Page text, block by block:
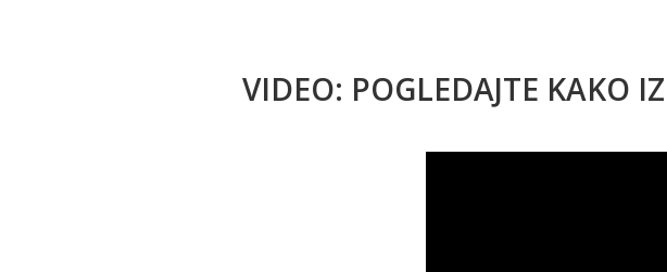
VIDEO: POGLEDAJTE KAKO